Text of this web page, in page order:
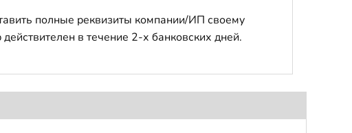
полные реквизиты компании/ИП своему
в течение 2-х банковских дней.